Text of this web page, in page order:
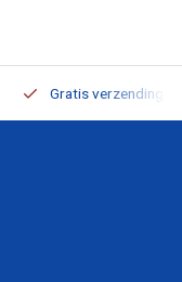
Gratis verzending